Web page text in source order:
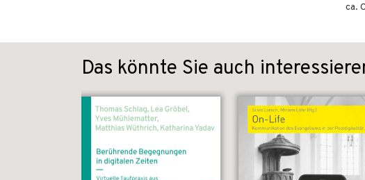
ca.
Das könnte Sie auch